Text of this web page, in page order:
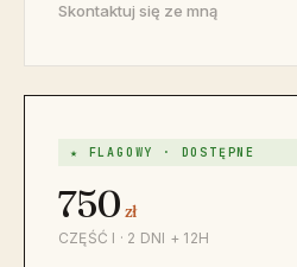
Skontaktuj się ze mną
★ FLAGOWY · DOSTĘPNE
750 zł
CZĘŚĆ I · 2 DNI + 12H